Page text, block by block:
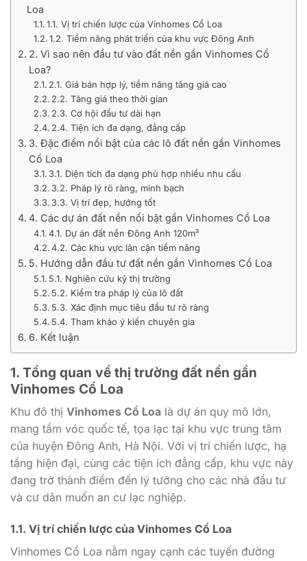
Loa
1.1. Vị trí chiến lược của Vinhomes Cổ Loa
1.2. Tiềm năng phát triển của khu vực Đông Anh
2. Vì sao nên đầu tư vào đất nền gần Vinhomes Cổ
Loa?
2.1. Giá bán hợp lý, tiềm năng tăng giá cao
2.2. Tăng giá theo thời gian
2.3. Cơ hội đầu tư dài hạn
2.4. Tiện ích đa dạng, đẳng cấp
3. Đặc điểm nổi bật của các lô đất nền gần Vinhomes
Cổ Loa
3.1. Diện tích đa dạng phù hợp nhiều nhu cầu
3.2. Pháp lý rõ ràng, minh bạch
3.3. Vị trí đẹp, hướng tốt
4. Các dự án đất nền nổi bật gần Vinhomes Cổ Loa
4.1. Dự án đất nền Đông Anh 120m²
4.2. Các khu vực lân cận tiềm năng
5. Hướng dẫn đầu tư đất nền gần Vinhomes Cổ Loa
5.1. Nghiên cứu kỹ thị trường
5.2. Kiểm tra pháp lý của lô đất
5.3. Xác định mục tiêu đầu tư rõ ràng
5.4. Tham khảo ý kiến chuyên gia
6. Kết luận
1. Tổng quan về thị trường đất nền gần
Vinhomes Cổ Loa
Khu đô thị Vinhomes Cổ Loa là dự án quy mô lớn,
mang tầm vóc quốc tế, tọa lạc tại khu vực trung tâm
của huyện Đông Anh, Hà Nội. Với vị trí chiến lược, hạ
tầng hiện đại, cùng các tiện ích đẳng cấp, khu vực này
đang trở thành điểm đến lý tưởng cho các nhà đầu tư
và cư dân muốn an cư lạc nghiệp.
1.1. Vị trí chiến lược của Vinhomes Cổ Loa
Vinhomes Cổ Loa nằm ngay cạnh các tuyến đường